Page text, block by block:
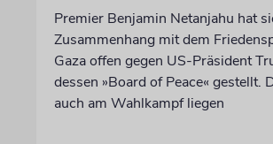
Premier Benjamin Netanjahu hat
Zusammenhang mit dem
Gaza offen gegen US-Präsident
dessen »Board of Peace« gestellt.
auch am Wahlkampf liegen